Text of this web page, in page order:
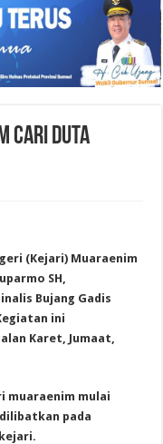
CARI DUTA
(Kejari) Muaraenim
SH,
Bujang Gadis
ini
Karet, Jumaat,
muaraenim mulai
pada